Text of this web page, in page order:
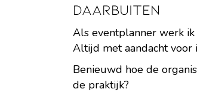
daarbuiten
Als eventplanner werk
Altijd met aandacht voor
Benieuwd hoe de
de praktijk?